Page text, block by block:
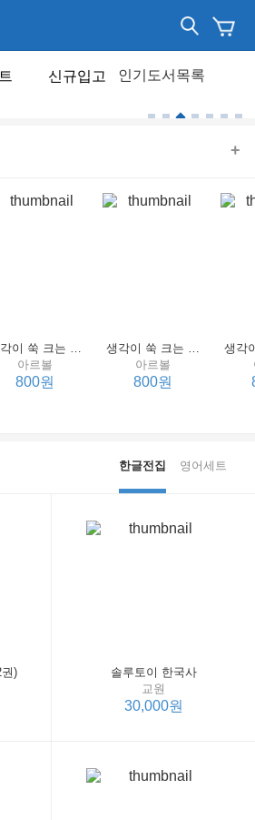
신규입고
+
생각이 쑥 크는 세계 명작 3 : 언어 편
아르볼
800원
생각이 쑥 크는 세계 명작 2 : 언어 편
아르볼
800원
한글전집 영어세트
)
솔루토이 한국사
교원
30,000원